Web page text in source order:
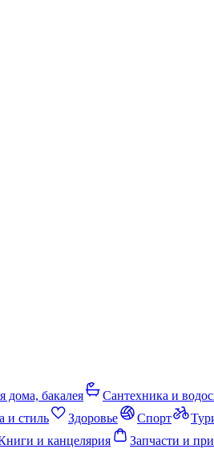
дома, бакалея Сантехника и
и стиль Здоровье Спорт
и канцелярия Запчасти и